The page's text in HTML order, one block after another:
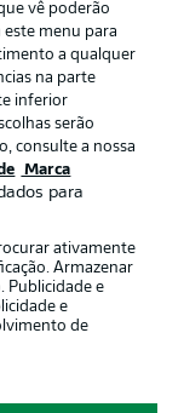
vê poderão
este menu para
a qualquer
na parte
inferior
serão
consulte a nossa
Marca
para
ativamente
Armazenar
Publicidade e
e
de